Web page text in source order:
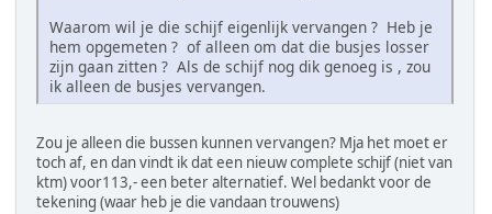
Waarom wil je die schijf eigenlijk vervangen ? Heb je
hem opgemeten ? of alleen om dat die busjes losser
zijn gaan zitten ? Als de schijf nog dik genoeg is , zou
ik alleen de busjes vervangen.
Zou je alleen die bussen kunnen vervangen? Mja het moet er
toch af, en dan vindt ik dat een nieuw complete schijf (niet van
ktm) voor113,- een beter alternatief. Wel bedankt voor de
tekening (waar heb je die vandaan trouwens)